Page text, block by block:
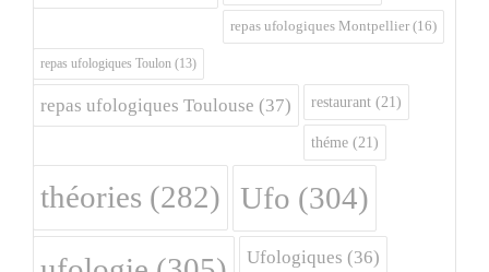
repas ufologiques Montpellier (16)
repas ufologiques Toulon (13)
repas ufologiques Toulouse (37) restaurant (21)
théme (21)
théories (282) Ufo (304)
Ufologiques (36)